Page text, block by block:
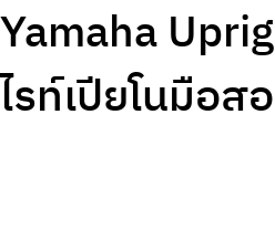
Yamaha
ไรท์เปียโนมือส